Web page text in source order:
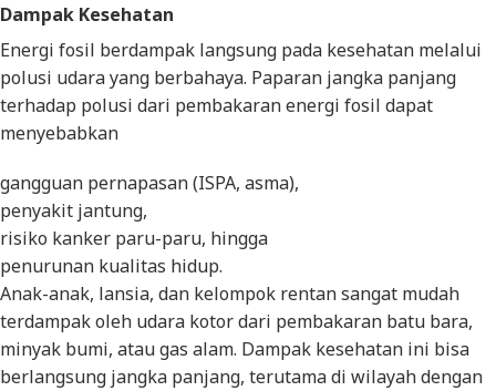
Dampak Kesehatan
Energi fosil berdampak langsung pada kesehatan melalui
polusi udara yang berbahaya. Paparan jangka panjang
terhadap polusi dari pembakaran energi fosil dapat
menyebabkan
gangguan pernapasan (ISPA, asma),
penyakit jantung,
risiko kanker paru-paru, hingga
penurunan kualitas hidup.
Anak-anak, lansia, dan kelompok rentan sangat mudah
terdampak oleh udara kotor dari pembakaran batu bara,
minyak bumi, atau gas alam. Dampak kesehatan ini bisa
berlangsung jangka panjang, terutama di wilayah dengan